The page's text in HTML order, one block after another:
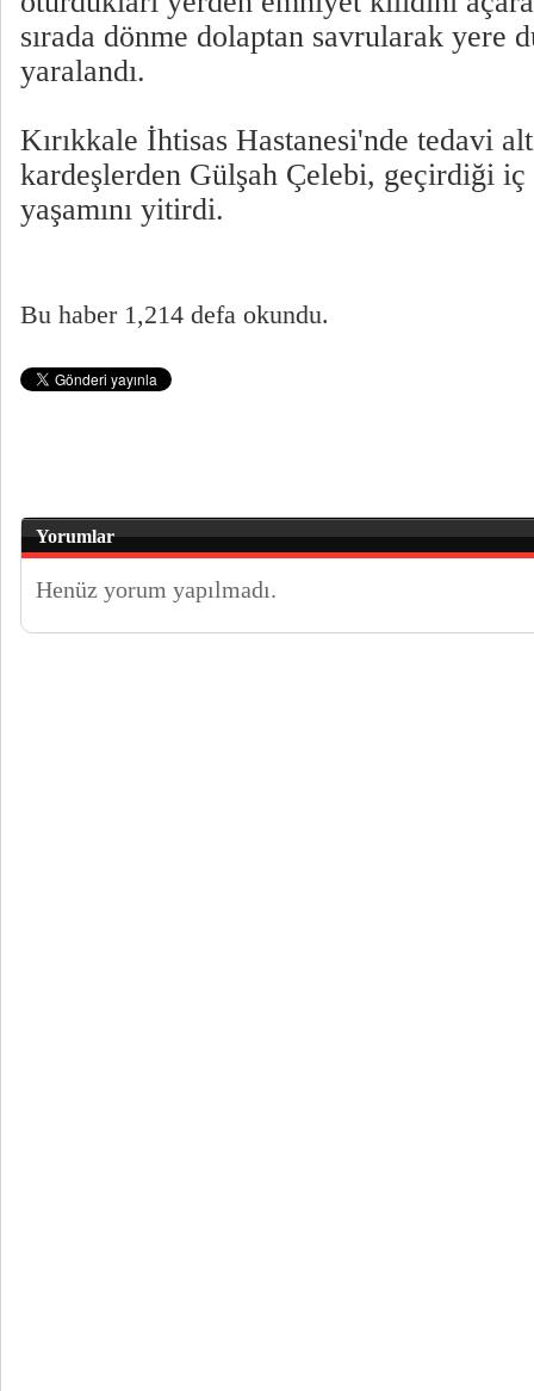
sırada dönme dolaptan savrularak yere
yaralandı.
Kırıkkale İhtisas Hastanesi'nde tedavi
kardeşlerden Gülşah Çelebi, geçirdiği
yaşamını yitirdi.
Bu haber 1,214 defa okundu.
Yorumlar
Henüz yorum yapılmadı.